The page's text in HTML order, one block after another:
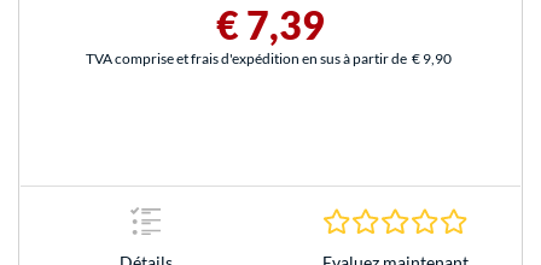
€ 7,39
TVA comprise et frais d'expédition en sus à partir de € 9,90